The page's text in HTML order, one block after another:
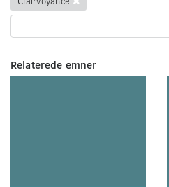
Relaterede emner